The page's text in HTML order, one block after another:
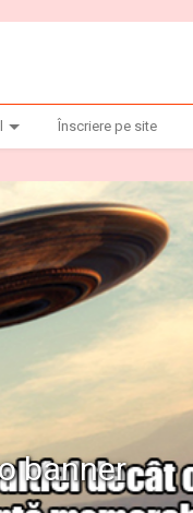
Înscriere pe site